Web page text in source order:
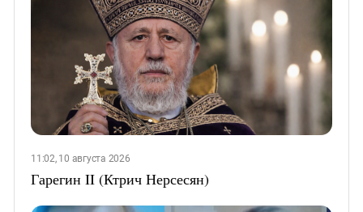
11:02, 10 августа 2026
Гарегин II (Ктрич Нерсесян)